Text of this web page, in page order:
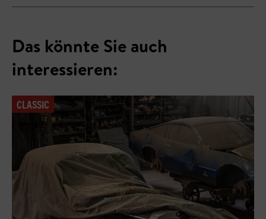
Das könnte Sie auch
interessieren:
CLASSIC